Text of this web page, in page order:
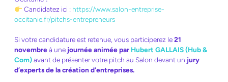
Candidatez ici : https://www.salon-entreprise-
occitanie.fr/pitchs-entrepreneurs
Si votre candidature est retenue, vous participerez le21
novembreà une journée animée par Hubert GALLAIS (Hub &
Com)avant de présenter votre pitch au Salon devant un jury
d’experts de la création d’entreprises.